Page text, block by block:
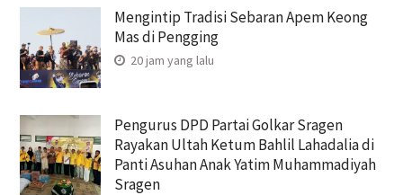
Mengintip Tradisi Sebaran Apem Keong
Mas di Pengging
20 jam yang lalu
Pengurus DPD Partai Golkar Sragen
Rayakan Ultah Ketum Bahlil Lahadalia di
Panti Asuhan Anak Yatim Muhammadiyah
Sragen